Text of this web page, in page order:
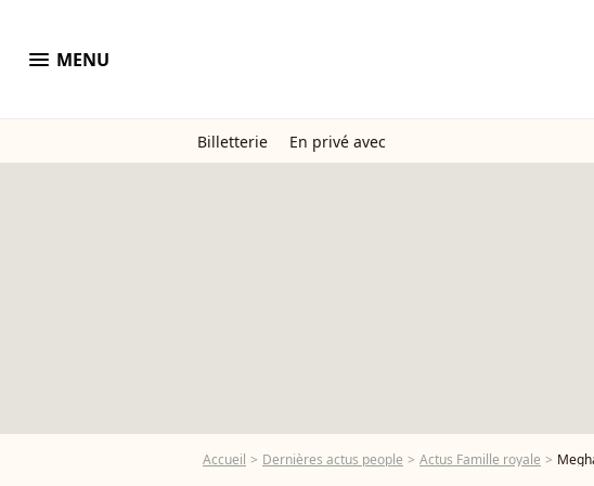
menu MENU
Billetterie En privé avec
Accueil Dernières actus people Actus Famille royale